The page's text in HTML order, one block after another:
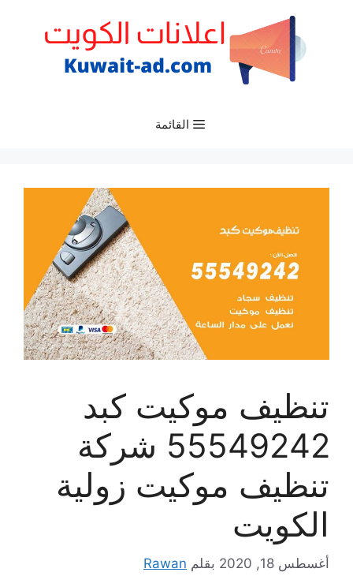
القائمة
تنظيف موكيت كبد
55549242 شركة
تنظيف موكيت زولية
الكويت
أغسطس 18, 2020 بقلم Rawan